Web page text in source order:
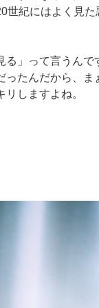
世紀にはよく見た
」って言うんで
ったんだから、ま
しますよね。